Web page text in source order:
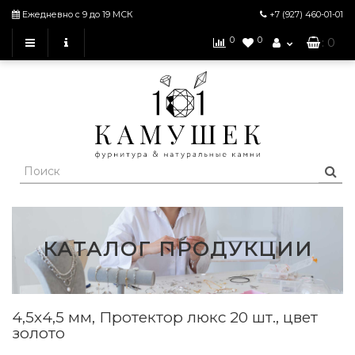
Ежедневно с 9 до 19 МСК +7 (927) 460-01-01
0 0 : 0
КАТАЛОГ ПРОДУКЦИИ
4,5х4,5 мм, Протектор люкс 20 шт., цвет
золото